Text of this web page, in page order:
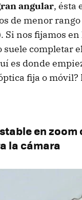
angular, ésta
de menor
Si nos fijamos en
suele completar
es donde
fija o móvil?
en zoom
la cámara